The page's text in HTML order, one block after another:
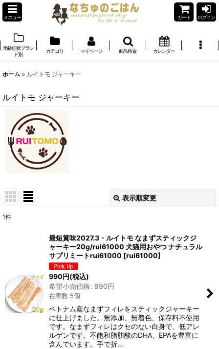
メニュー カート ログイン
年齢症状ブラン
ド別
カテゴリ マイページ 商品検索 カレンダー
ホーム > ルイトモ ジャーキー
ルイトモ ジャーキー
表示順変更
1件
最短賞味2027.3・ルイトモ なまずスティックジ
ャーキー20g/rui61000 犬猫用おやつ ナチュラル
サプリミートrui61000 [rui61000]
990 円(税込)
希望小売価格: 990円
在庫数 5個
ベトナム産なまずフィレをスティックジャーキー
に仕上げました。無添加、無着色、保存料不使用
です。なまずフィレはクセのない白身で、低アレ
ルゲンです。不飽和脂肪酸のDHA、EPAを豊富に
含んでいます。手で折…